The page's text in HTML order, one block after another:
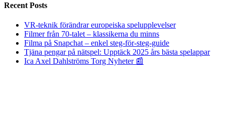
Recent Posts
VR-teknik förändrar europeiska spelupplevelser
Filmer från 70-talet – klassikerna du minns
Filma på Snapchat – enkel steg-för-steg-guide
Tjäna pengar på nätspel: Upptäck 2025 års bästa spelappar
Ica Axel Dahlströms Torg Nyheter 📰